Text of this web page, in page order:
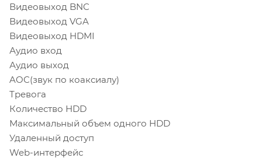
Видеовыход BNC
Видеовыход VGA
Видеовыход HDMI
Аудио вход
Аудио выход
AOC(звук по коаксиалу)
Тревога
Количество HDD
Максимальный объем одного HDD
Удаленный доступ
Web-интерфейс